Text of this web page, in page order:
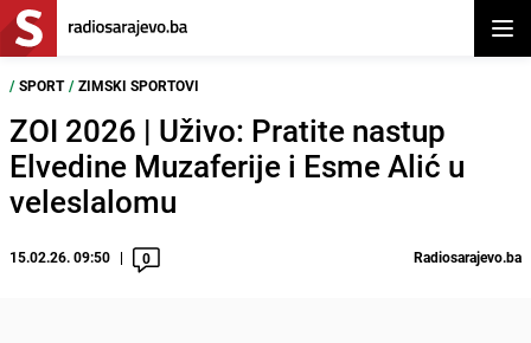
/ SPORT / ZIMSKI SPORTOVI
ZOI 2026 | Uživo: Pratite nastup
Elvedine Muzaferije i Esme Alić u
veleslalomu
15.02.26. 09:50 0 Radiosarajevo.ba